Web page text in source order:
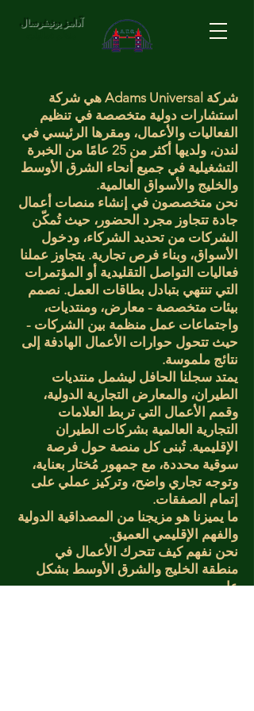
آدامز يونيفرسال
شركة Adams Universal هي شركة
استشارات دولية متخصصة في تنظيم
الفعاليات والأعمال، ومقرها الرئيسي في
لندن، ولديها أكثر من 25 عامًا من الخبرة
التشغيلية في جميع أنحاء الشرق الأوسط
والخليج والأسواق العالمية.
نحن متخصصون في إنشاء منصات أعمال
جادة تتجاوز مجرد الحضور، حيث تُمكّن
الشركات من تحديد الشركاء، ودخول
الأسواق، وبناء فرص تجارية. يتجاوز عملنا
فعاليات التواصل التقليدية أو المؤتمرات
التي تنتهي بتبادل بطاقات العمل. نصمم
بيئات متخصصة - معارض، ومنتديات،
واجتماعات عمل منظمة بين الشركات -
حيث تتحول حوارات الأعمال الهادفة إلى
نتائج ملموسة.
يمتد سجلنا الحافل ليشمل منتديات
الطيران، والمعارض التجارية الدولية،
وقمم الأعمال التي تربط العلامات
التجارية العالمية بشركات الطيران
الإقليمية. تُبنى كل منصة حول فرصة
سوقية محددة، مع جمهور مُختار بعناية،
وتوجه تجاري واضح، وتركيز عملي على
إتمام الصفقات.
ما يميزنا هو مزيجنا من المصداقية الدولية
والفهم الإقليمي العميق.
نحن نفهم كيف تتحرك الأعمال في
منطقة الخليج والشرق الأوسط بشكل
عام.